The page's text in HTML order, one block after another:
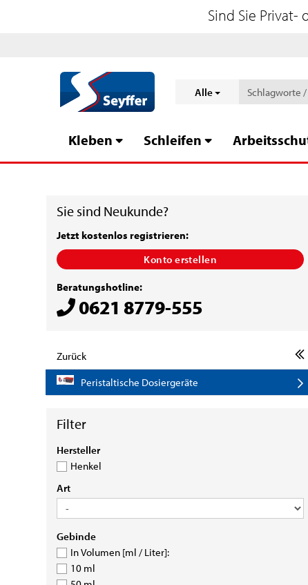
Alle
Sind Sie Privat-
Kleben Schleifen
Sie sind Neukunde?
Jetzt kostenlos registrieren:
Konto erstellen
Beratungshotline:
0621 8779-555
Zurück
Peristaltische Dosiergeräte
HERSTELLER
Hersteller
Henkel
ART
Art
GEBINDE
Gebinde
In Volumen [ml / Liter]:
10 ml